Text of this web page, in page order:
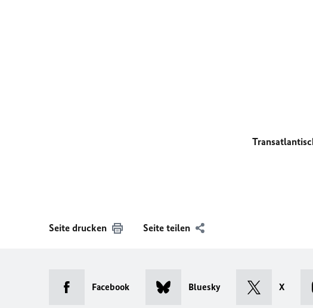
Seite drucken Seite teilen
Facebook Bluesky X